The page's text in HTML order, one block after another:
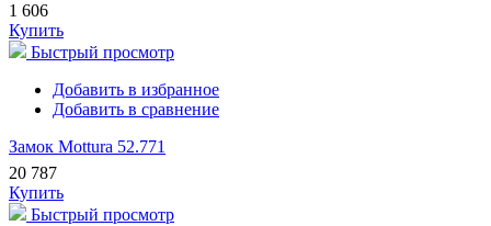
1 606
Купить
Быстрый просмотр
Добавить в избранное
Добавить в сравнение
Замок Mottura 52.771
20 787
Купить
Быстрый просмотр